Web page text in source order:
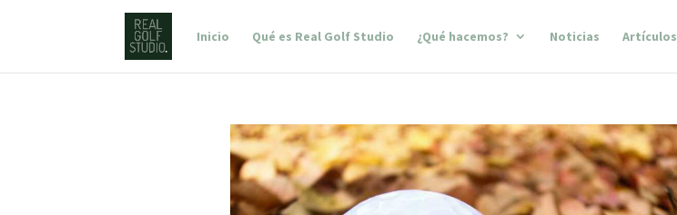
Inicio Qué es Real Golf Studio ¿Qué hacemos? Noticias Artículos